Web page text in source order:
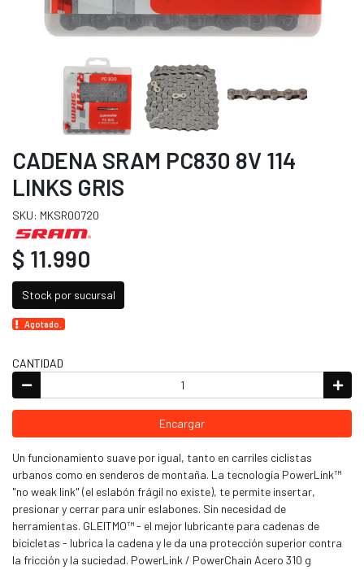
CADENA SRAM PC830 8V 114
LINKS GRIS
SKU: MKSR00720
$ 11.990
Stock por sucursal
Agotado.
CANTIDAD
Encargar
Un funcionamiento suave por igual, tanto en carriles ciclistas
urbanos como en senderos de montaña. La tecnología PowerLink™
"no weak link" (el eslabón frágil no existe), te permite insertar,
presionar y cerrar para unir eslabones. Sin necesidad de
herramientas. GLEITMO™ - el mejor lubricante para cadenas de
bicicletas - lubrica la cadena y le da una protección superior contra
la fricción y la suciedad. PowerLink / PowerChain Acero 310 g